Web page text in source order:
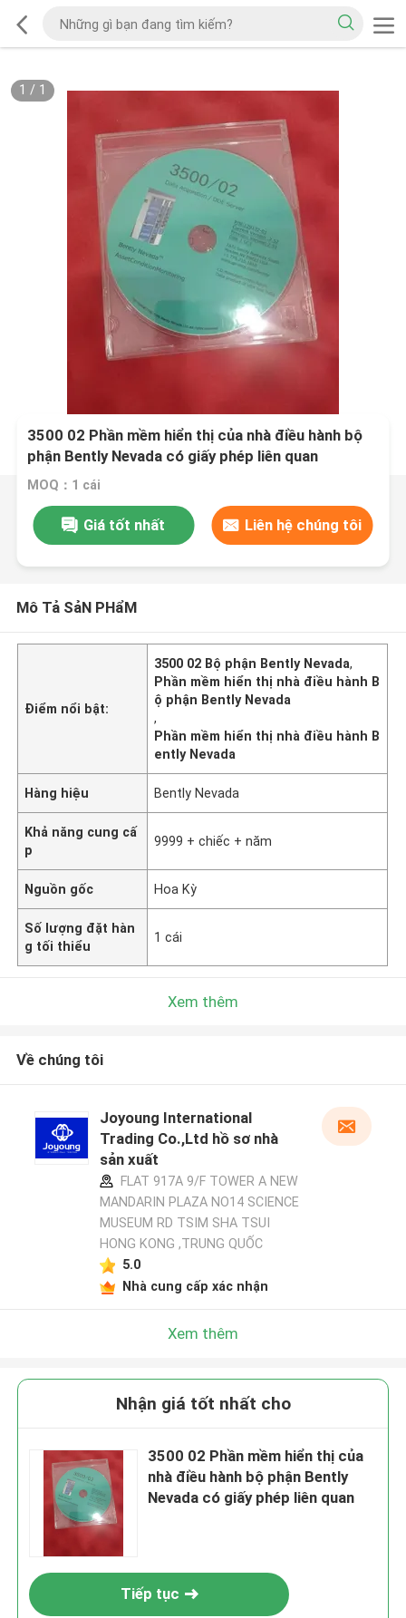
1 / 1
3500 02 Phần mềm hiển thị của nhà điều hành bộ
phận Bently Nevada có giấy phép liên quan
MOQ：1 cái
Giá tốt nhất Liên hệ chúng tôi
Mô Tả SảN PHẩM
Điểm nổi bật:
3500 02 Bộ phận Bently Nevada,
Phần mềm hiển thị nhà điều hành B
ộ phận Bently Nevada
,
Phần mềm hiển thị nhà điều hành B
ently Nevada
Hàng hiệu Bently Nevada
Khả năng cung cấ
p
9999 + chiếc + năm
Nguồn gốc Hoa Kỳ
Số lượng đặt hàn
g tối thiểu
1 cái
Xem thêm
Về chúng tôi
Joyoung International
Trading Co.,Ltd hồ sơ nhà
sản xuất
FLAT 917A 9/F TOWER A NEW
MANDARIN PLAZA NO14 SCIENCE
MUSEUM RD TSIM SHA TSUI
HONG KONG ,TRUNG QUỐC
5.0
Nhà cung cấp xác nhận
Xem thêm
Nhận giá tốt nhất cho
3500 02 Phần mềm hiển thị của
nhà điều hành bộ phận Bently
Nevada có giấy phép liên quan
Tiếp tục